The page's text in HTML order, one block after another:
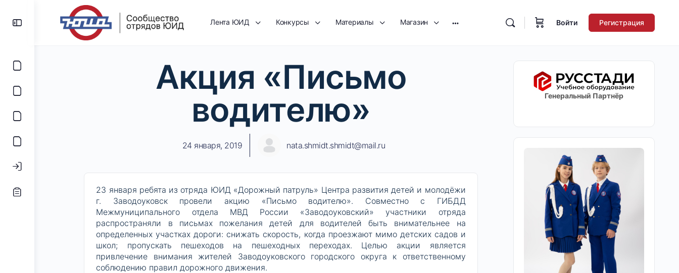
Лента ЮИД Конкурсы Материалы Магазин Войти Регистрация
Акция «Письмо
водителю»
24 января, 2019 nata.shmidt.shmidt@mail.ru
23 января ребята из отряда ЮИД «Дорожный патруль» Центра развития детей и молодёжи
г. Заводоуковск провели акцию «Письмо водителю». Совместно с ГИБДД
Межмуниципального отдела МВД России «Заводоуковский» участники отряда
распространяли в письмах пожелания детей для водителей быть внимательнее на
определенных участках дороги: снижать скорость, когда проезжают мимо детских садов и
школ; пропускать пешеходов на пешеходных переходах. Целью акции является
привлечение внимания жителей Заводоуковского городского округа к ответственному
соблюдению правил дорожного движения.
Генеральный Партнёр